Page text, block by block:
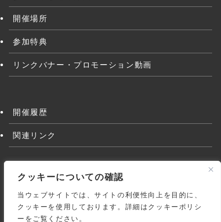
クッキーについての確認
当ウェブサイトでは、サイトの利便性向上を目的に、
クッキーを使用しております。詳細はクッキーポリシ
ーをご覧ください。
開催場所
参加特典
リンクバナー・プロモーション動画
開催履歴
関連リンク